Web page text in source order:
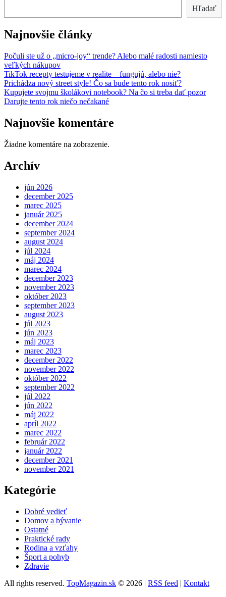
Hľadať
Najnovšie články
Počuli ste už o „micro-joy“ trende? Alebo malé radosti namiesto
veľkých nákupov
TikTok recepty testujeme v realite – fungujú, alebo nie?
Prichádza nový street style! Čo sa bude tento rok nosiť?
Kupujete svojmu školákovi notebook? Na čo si treba dať pozor
Darujte tento rok niečo nečakané
Najnovšie komentáre
Žiadne komentáre na zobrazenie.
Archív
jún 2026
december 2025
marec 2025
január 2025
december 2024
september 2024
august 2024
júl 2024
máj 2024
marec 2024
december 2023
november 2023
október 2023
september 2023
august 2023
júl 2023
jún 2023
máj 2023
marec 2023
december 2022
november 2022
október 2022
september 2022
júl 2022
jún 2022
máj 2022
apríl 2022
marec 2022
február 2022
január 2022
december 2021
november 2021
Kategórie
Dobré vedieť
Domov a bývanie
Ostatné
Praktické rady
Rodina a vzťahy
Šport a pohyb
Zdravie
All rights reserved. TopMagazin.sk © 2026 | RSS feed | Kontakt